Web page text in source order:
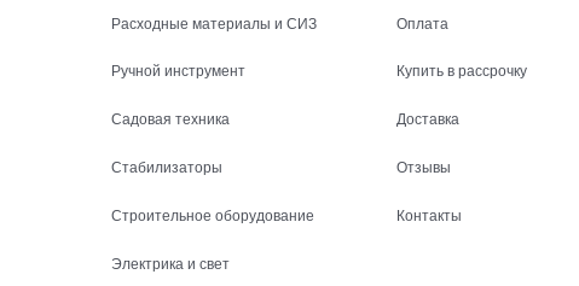
Расходные материалы и СИЗ
Ручной инструмент
Садовая техника
Стабилизаторы
Строительное оборудование
Электрика и свет
Оплата
Купить в рассрочку
Доставка
Отзывы
Контакты